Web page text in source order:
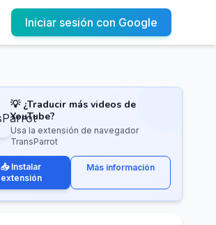
Iniciar sesión con Google
💡 ¿Traducir más videos de
YouTube?
Usa la extensión de navegador
TransParrot
📥 Instalar
extensión
Más información